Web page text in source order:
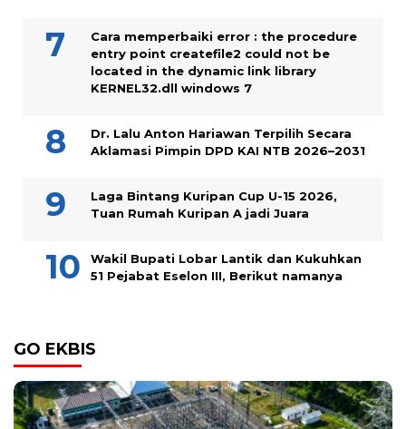
Cara memperbaiki error : the procedure
entry point createfile2 could not be
located in the dynamic link library
KERNEL32.dll windows 7
Dr. Lalu Anton Hariawan Terpilih Secara
Aklamasi Pimpin DPD KAI NTB 2026–2031
Laga Bintang Kuripan Cup U-15 2026,
Tuan Rumah Kuripan A jadi Juara
Wakil Bupati Lobar Lantik dan Kukuhkan
51 Pejabat Eselon III, Berikut namanya
GO EKBIS